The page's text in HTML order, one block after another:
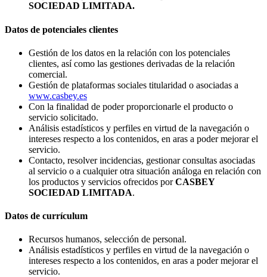
SOCIEDAD LIMITADA.
Datos de potenciales clientes
Gestión de los datos en la relación con los potenciales
clientes, así como las gestiones derivadas de la relación
comercial.
Gestión de plataformas sociales titularidad o asociadas a
www.casbey.es
Con la finalidad de poder proporcionarle el producto o
servicio solicitado.
Análisis estadísticos y perfiles en virtud de la navegación o
intereses respecto a los contenidos, en aras a poder mejorar el
servicio.
Contacto, resolver incidencias, gestionar consultas asociadas
al servicio o a cualquier otra situación análoga en relación con
los productos y servicios ofrecidos porCASBEY
SOCIEDAD LIMITADA.
Datos de currículum
Recursos humanos, selección de personal.
Análisis estadísticos y perfiles en virtud de la navegación o
intereses respecto a los contenidos, en aras a poder mejorar el
servicio.